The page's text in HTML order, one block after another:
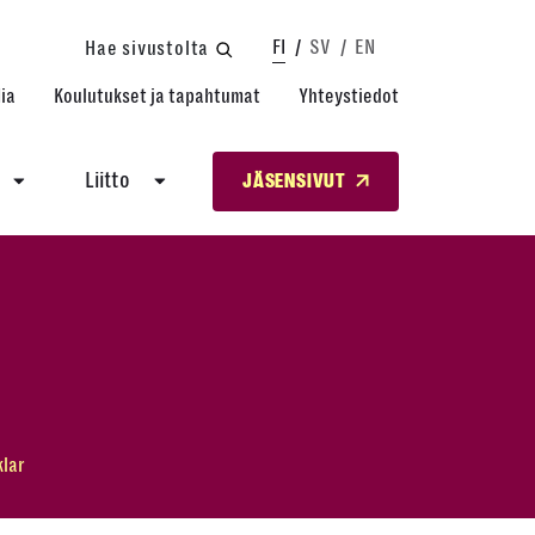
Hae sivustolta FI SV EN
Koulutukset ja tapahtumat Yhteystiedot
Liitto JÄSENSIVUT